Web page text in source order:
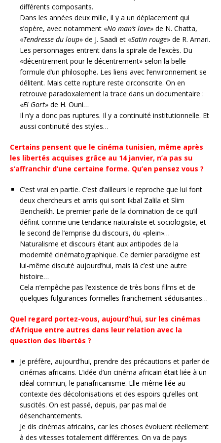
différents composants.
Dans les années deux mille, il y a un déplacement qui
s’opère, avec notamment «No man’s love» de N. Chatta,
«Tendresse du loup» de J. Saadi et «Satin rouge» de R. Amari.
Les personnages entrent dans la spirale de l’excès. Du
«décentrement pour le décentrement» selon la belle
formule d’un philosophe. Les liens avec l’environnement se
délitent. Mais cette rupture reste circonscrite. On en
retrouve paradoxalement la trace dans un documentaire :
«El Gort» de H. Ouni…
Il n’y a donc pas ruptures. Il y a continuité institutionnelle. Et
aussi continuité des styles…
Certains pensent que le cinéma tunisien, même après
les libertés acquises grâce au 14 janvier, n’a pas su
s’affranchir d’une certaine forme. Qu’en pensez vous ?
C’est vrai en partie. C’est d’ailleurs le reproche que lui font
deux chercheurs et amis qui sont Ikbal Zalila et Slim
Bencheikh. Le premier parle de la domination de ce qu’il
définit comme une tendance naturaliste et sociologiste, et
le second de l’emprise du discours, du «plein»…
Naturalisme et discours étant aux antipodes de la
modernité cinématographique. Ce dernier paradigme est
lui-même discuté aujourd’hui, mais là c’est une autre
histoire…
Cela n’empêche pas l’existence de très bons films et de
quelques fulgurances formelles franchement séduisantes…
Quel regard portez-vous, aujourd’hui, sur les cinémas
d’Afrique entre autres dans leur relation avec la
question des libertés ?
Je préfère, aujourd’hui, prendre des précautions et parler de
cinémas africains. L’idée d’un cinéma africain était liée à un
idéal commun, le panafricanisme. Elle-même liée au
contexte des décolonisations et des espoirs qu’elles ont
suscités. On est passé, depuis, par pas mal de
désenchantements.
Je dis cinémas africains, car les choses évoluent réellement
à des vitesses totalement différentes. On va de pays